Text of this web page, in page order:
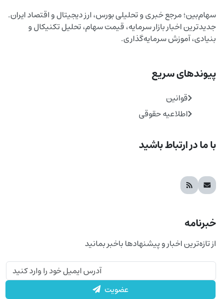
سهام‌بین؛ مرجع خبری و تحلیلی بورس، ارز دیجیتال و اقتصاد ایران.
جدیدترین اخبار بازار سرمایه، قیمت سهام، تحلیل تکنیکال و
بنیادی، آموزش سرمایه‌گذاری.
پیوندهای سریع
قوانین
اطلاعیه حقوقی
با ما در ارتباط باشید
خبرنامه
از تازه‌ترین اخبار و پیشنهادها باخبر بمانید
عضویت